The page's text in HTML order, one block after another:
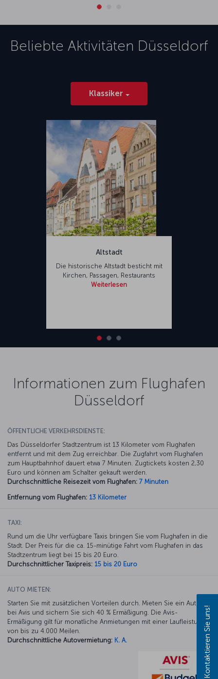
Beliebte Aktivitäten Düsseldorf
Klassiker
Altstadt
Die historische Altstadt besticht mit
Kirchen, Passagen, Restaurants
Weiterlesen
Informationen zum Flughafen
Düsseldorf
ÖFFENTLICHE VERKEHRSDIENSTE:
Das Düsseldorfer Stadtzentrum ist 13 Kilometer vom Flughafen
entfernt und mit dem Zug erreichbar. Die Zugfahrt vom Flughafen
zum Hauptbahnhof dauert etwa 7 Minuten. Zugtickets kosten 2,30
Euro und können am Schalter gekauft werden.
Durchschnittliche Reisezeit vom Flughafen: 7 Minuten
Entfernung vom Flughafen: 13 Kilometer
TAXI:
Rund um die Uhr verfügbare Taxis bringen Sie vom Flughafen in die
Stadt. Der Preis für die ca. 15-minütige Fahrt vom Flughafen in das
Stadtzentrum liegt bei 15 bis 20 Euro.
Durchschnittlicher Taxipreis: 15 bis 20 Euro
AUTO MIETEN:
Starten Sie mit zusätzlichen Vorteilen durch. Mieten Sie ein Auto
bei Avis und sichern Sie sich 40 % Ermäßigung. Die Avis-
Ermäßigung gilt für monatliche Anmietungen mit einer Laufleistung
von bis zu 4.000 Meilen.
Durchschnittliche Autovermietung: K. A. Kontaktieren Sie uns!